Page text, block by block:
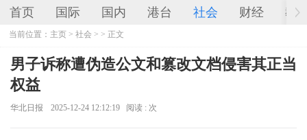
首页 国际 国内 港台 社会 财经 教
当前位置： 主页 >社会 > > 正文
男子诉称遭伪造公文和篡改文档侵害其正当
权益
华北日报 2025-12-24 12:12:19 阅读 : 次